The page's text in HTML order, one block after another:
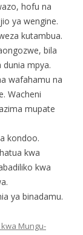
hofu na
ya wengine.
kutambua.
bila
mpya.
wafahamu na
Wacheni
mupate
kondoo.
kwa
kwa
ya binadamu.
kwa Mungu-